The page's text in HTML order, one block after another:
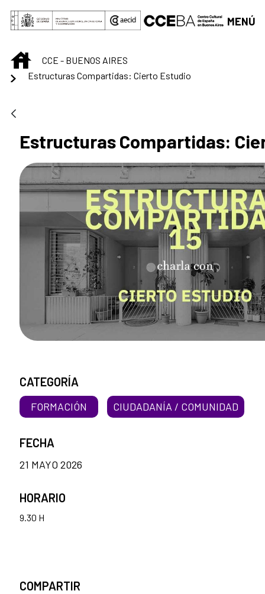
Saltar al contenido principal
MENÚ
INICIOCCE - BUENOS AIRES
Estructuras Compartidas: Cierto Estudio
Estructuras Compartidas:
CATEGORÍA
FORMACIÓN CIUDADANÍA / COMUNIDAD
FECHA
21 MAYO 2026
HORARIO
9.30 H
COMPARTIR